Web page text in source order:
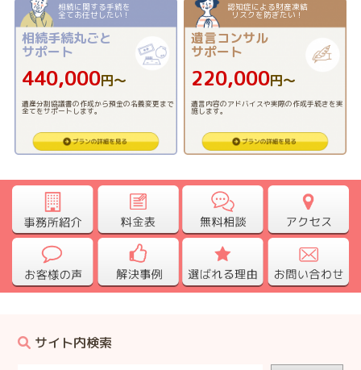
相続に関する手続を
全てお任せしたい！
相続手続丸ごと
サポート
440,000円〜
遺産分割協議書の作成から預金の名義変更まで
全てをサポートします。
認知症による財産凍結
リスクを防ぎたい！
遺言コンサル
サポート
220,000円〜
遺言内容のアドバイスや実際の作成手続きを実
施します。
サイト内検索